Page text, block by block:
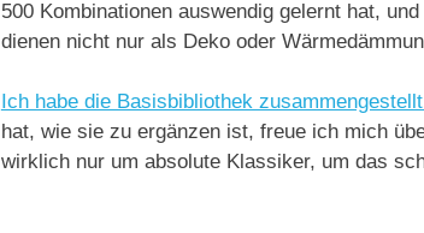
500 Kombinationen auswendig gelernt hat,
dienen nicht nur als Deko oder
Ich habe die Basisbibliothek
hat, wie sie zu ergänzen ist, freue ich mich
wirklich nur um absolute Klassiker, um das